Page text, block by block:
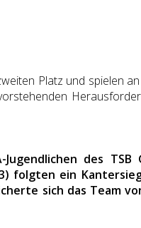
Platz und spielen
des TSB
folgten ein
sich das Team